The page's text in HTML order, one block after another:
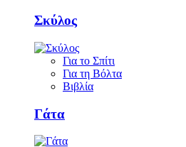
Σκύλος
Για το Σπίτι
Για τη Βόλτα
Βιβλία
Γάτα